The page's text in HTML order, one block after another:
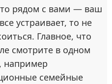
рядом с вами — ваш
устраивает, то не
Главное, что
смотрите в одном
например
семейные